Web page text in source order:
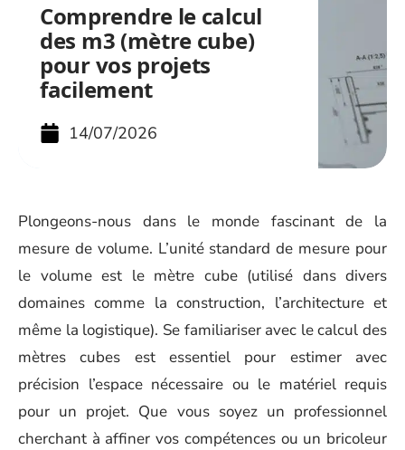
Comprendre le calcul
des m3 (mètre cube)
pour vos projets
facilement
14/07/2026
Plongeons-nous dans le monde fascinant de la
mesure de volume. L’unité standard de mesure pour
le volume est le mètre cube (utilisé dans divers
domaines comme la construction, l’architecture et
même la logistique). Se familiariser avec le calcul des
mètres cubes est essentiel pour estimer avec
précision l’espace nécessaire ou le matériel requis
pour un projet. Que vous soyez un professionnel
cherchant à affiner vos compétences ou un bricoleur